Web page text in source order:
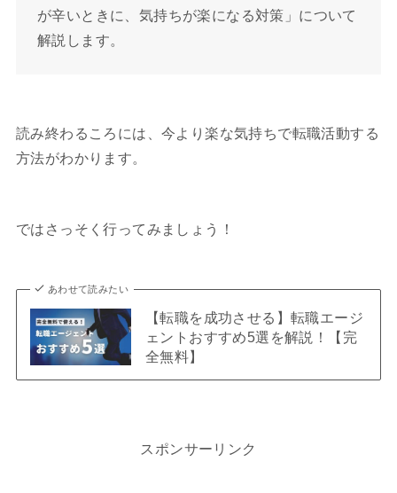
が辛いときに、気持ちが楽になる対策」について
解説します。
読み終わるころには、今より楽な気持ちで転職活動する
方法がわかります。
ではさっそく行ってみましょう！
あわせて読みたい
【転職を成功させる】転職エージ
ェントおすすめ5選を解説！【完
全無料】
スポンサーリンク